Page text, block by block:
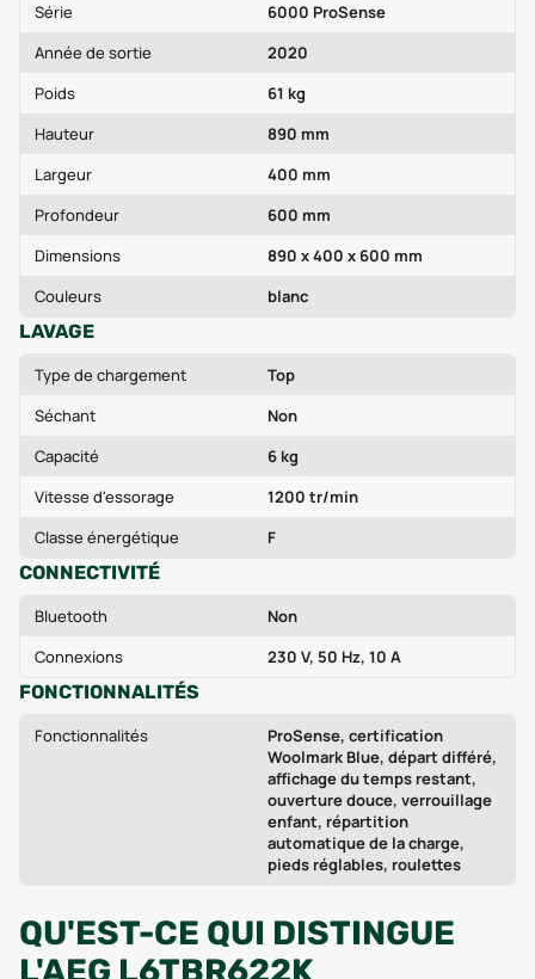
Série
6000 ProSense
Année de sortie
2020
Poids
61 kg
Hauteur
890 mm
Largeur
400 mm
Profondeur
600 mm
Dimensions
890 x 400 x 600 mm
Couleurs
blanc
LAVAGE
Type de chargement
Top
Séchant
Non
Capacité
6 kg
Vitesse d'essorage
1200 tr/min
Classe énergétique
F
CONNECTIVITÉ
Bluetooth
Non
Connexions
230 V, 50 Hz, 10 A
FONCTIONNALITÉS
Fonctionnalités
ProSense, certification
Woolmark Blue, départ différé,
affichage du temps restant,
ouverture douce, verrouillage
enfant, répartition
automatique de la charge,
pieds réglables, roulettes
QU'EST-CE QUI DISTINGUE